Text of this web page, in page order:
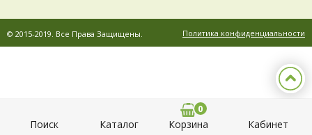
Корзина
0
Поиск Каталог Кабинет
Ёмкость (мл)
© 2015-2019. Все Права Защищены. Политика конфиденциальности